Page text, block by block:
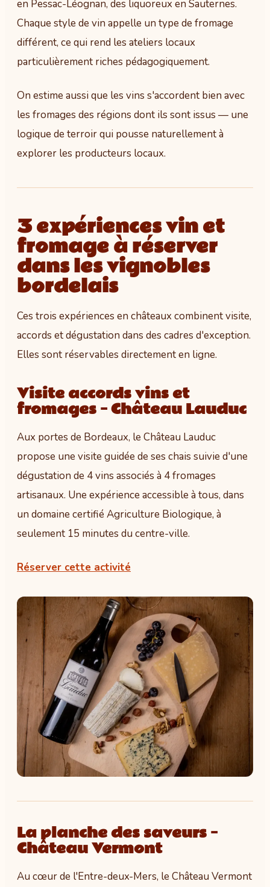
en Pessac-Léognan, des liquoreux en Sauternes.
Chaque style de vin appelle un type de fromage
différent, ce qui rend les ateliers locaux
particulièrement riches pédagogiquement.
On estime aussi que les vins s'accordent bien avec
les fromages des régions dont ils sont issus — une
logique de terroir qui pousse naturellement à
explorer les producteurs locaux.
3 expériences vin et
fromage à réserver
dans les vignobles
bordelais
Ces trois expériences en châteaux combinent visite,
accords et dégustation dans des cadres d'exception.
Elles sont réservables directement en ligne.
Visite accords vins et
fromages – Château Lauduc
Aux portes de Bordeaux, le Château Lauduc
propose une visite guidée de ses chais suivie d'une
dégustation de 4 vins associés à 4 fromages
artisanaux. Une expérience accessible à tous, dans
un domaine certifié Agriculture Biologique, à
seulement 15 minutes du centre-ville.
Réserver cette activité
La planche des saveurs –
Château Vermont
Au cœur de l'Entre-deux-Mers, le Château Vermont